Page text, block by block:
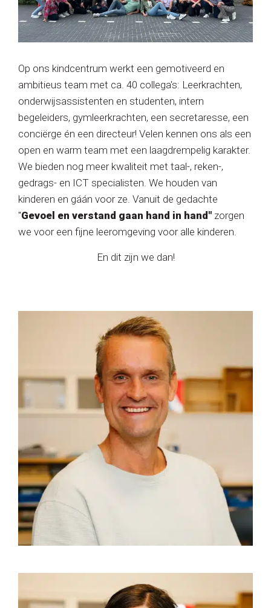
Op ons kindcentrum werkt een gemotiveerd en
ambitieus team met ca. 40 collega's: Leerkrachten,
onderwijsassistenten en studenten, intern
begeleiders, gymleerkrachten, een secretaresse, een
conciërge én een directeur! Velen kennen ons als een
open en warm team met een laagdrempelig karakter.
We bieden nog meer kwaliteit met taal-, reken-,
gedrags- en ICT specialisten. We houden van
kinderen en gáán voor ze. Vanuit de gedachte
"Gevoel en verstand gaan hand in hand" zorgen
we voor een fijne leeromgeving voor alle kinderen.
En dit zijn we dan!